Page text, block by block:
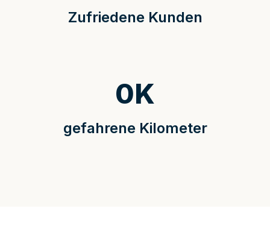
Zufriedene Kunden
gefahrene Kilometer
0K